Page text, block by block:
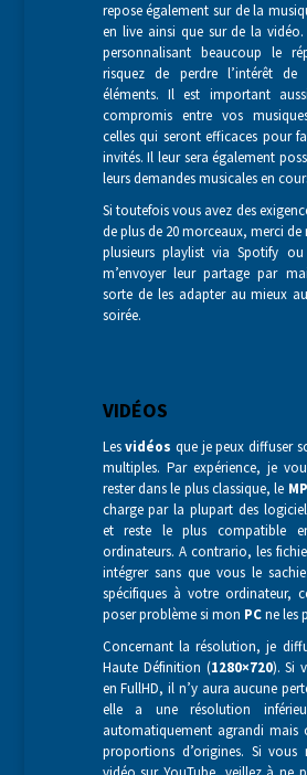
repose également sur de la
en live ainsi que sur de la
personnalisant beaucoup le
risquez de perdre l’intérêt de
éléments. Il est important
compromis entre vos
celles qui seront efficaces pour
invités. Il leur sera également
leurs demandes musicales en
Si toutefois vous avez des
de plus de 20 morceaux, merci de
plusieurs playlist via Spotify
m’envoyer leur partage par
sorte de les adapter au mieux
soirée.
VIDÉOS
Lesvidéos que je peux diffuser
multiples. Par expérience, je
rester dans le plus classique, le
charge par la plupart des
et reste le plus compatible
ordinateurs. A contrario, les
intégrer sans que vous le
spécifiques à votre ordinateur,
poser problème si mon PCne les
Concernant la résolution, je
Haute Définition (1280×720). Si
en FullHD, il n’y aura aucune
elle a une résolution
automatiquement agrandi mais
proportions d’origines. Si vous